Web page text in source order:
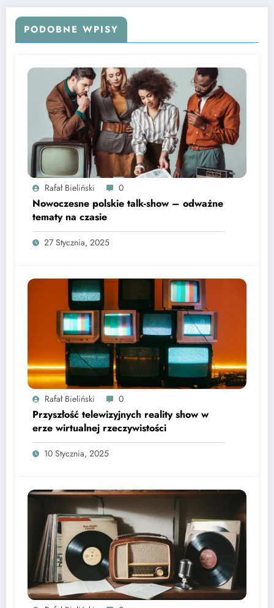
PODOBNE WPISY
Rafał Bieliński 0
Nowoczesne polskie talk-show – odważne
tematy na czasie
27 Stycznia, 2025
Rafał Bieliński 0
Przyszłość telewizyjnych reality show w
erze wirtualnej rzeczywistości
10 Stycznia, 2025